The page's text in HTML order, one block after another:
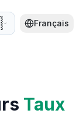
Français
Taux